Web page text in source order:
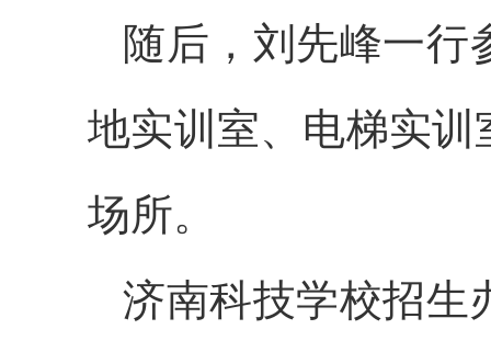
随后， 刘先峰一行
地实训室、电梯实
场所。
济南科技学校招生